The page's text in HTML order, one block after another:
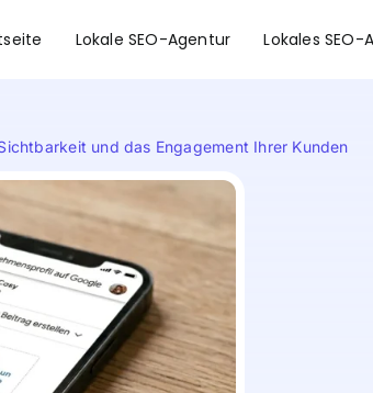
Lokale SEO-Agentur Lokales SEO-
und das Engagement Ihrer Kunden